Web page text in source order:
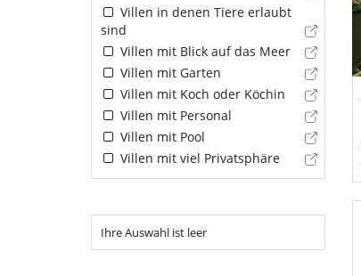
Villen in denen Tiere erlaubt
sind
Villen mit Blick auf das Meer
Villen mit Garten
Villen mit Koch oder Köchin
Villen mit Personal
Villen mit Pool
Villen mit viel Privatsphäre
Ihre Auswahl ist leer